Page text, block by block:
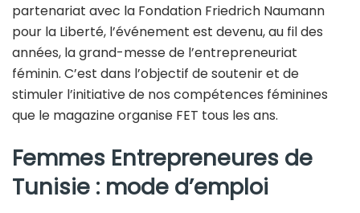
partenariat avec la Fondation Friedrich Naumann
pour la Liberté, l’événement est devenu, au fil des
années, la grand-messe de l’entrepreneuriat
féminin. C’est dans l’objectif de soutenir et de
stimuler l’initiative de nos compétences féminines
que le magazine organise FET tous les ans.
Femmes Entrepreneures de
Tunisie : mode d’emploi